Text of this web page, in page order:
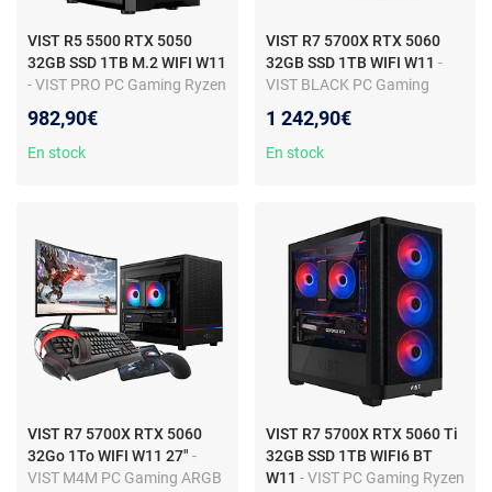
VIST R5 5500 RTX 5050
32GB SSD 1TB M.2 WIFI W11
- VIST PRO PC Gaming Ryzen
5050 - SSD 1To M.2 - WIFI -
Windows 11 Pro
982,90€
En stock
VIST R7 5700X RTX 5060
32GB SSD 1TB WIFI W11 -
VIST BLACK PC Gaming
RTX 5060 - SSD 1To M.2 -
WIFI - Windows 11 Pro
1 242,90€
En stock
VIST R7 5700X RTX 5060
32Go 1To WIFI W11 27" -
VIST M4M PC Gaming ARGB
VIST R7 5700X RTX 5060 Ti
32GB SSD 1TB WIFI6 BT
W11 - VIST PC Gaming Ryzen